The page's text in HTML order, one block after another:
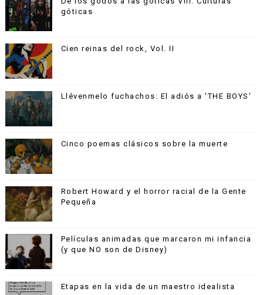
góticas
Cien reinas del rock, Vol. II
Llévenmelo fuchachos: El adiós a 'THE BOYS'
Cinco poemas clásicos sobre la muerte
Robert Howard y el horror racial de la Gente
Pequeña
Películas animadas que marcaron mi infancia
(y que NO son de Disney)
Etapas en la vida de un maestro idealista